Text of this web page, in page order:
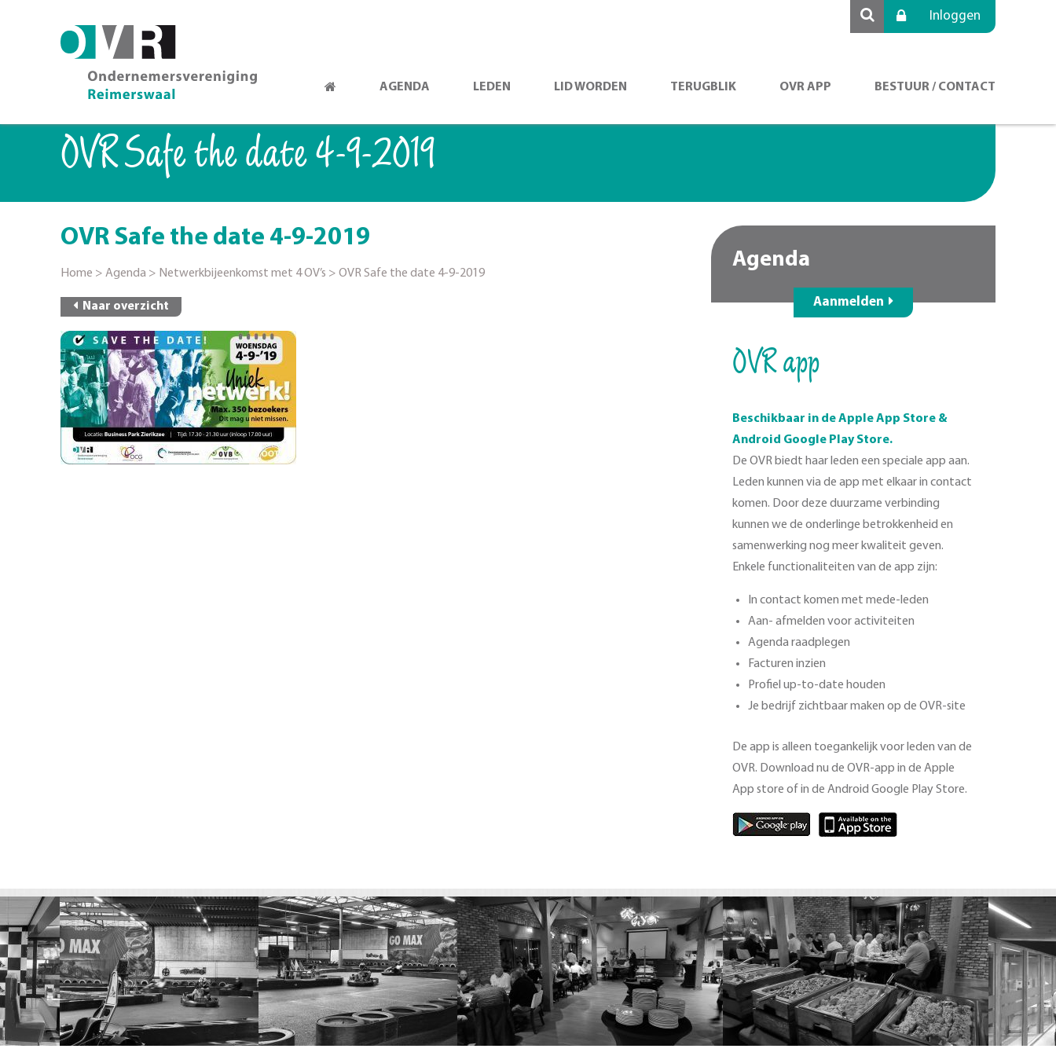
Inloggen
AGENDA LEDEN LID WORDEN TERUGBLIK OVR APP BESTUUR / CONTACT
OVR Safe the date 4-9-2019
OVR Safe the date 4-9-2019
Home > Agenda > Netwerkbijeenkomst met 4 OV’s > OVR Safe the date 4-9-2019
Naar overzicht
Agenda
Aanmelden
OVR app
Beschikbaar in de Apple App Store &
Android Google Play Store.
De OVR biedt haar leden een speciale app aan.
Leden kunnen via de app met elkaar in contact
komen. Door deze duurzame verbinding
kunnen we de onderlinge betrokkenheid en
samenwerking nog meer kwaliteit geven.
Enkele functionaliteiten van de app zijn:
In contact komen met mede-leden
Aan- afmelden voor activiteiten
Agenda raadplegen
Facturen inzien
Profiel up-to-date houden
Je bedrijf zichtbaar maken op de OVR-site
De app is alleen toegankelijk voor leden van de
OVR. Download nu de OVR-app in de Apple
App store of in de Android Google Play Store.